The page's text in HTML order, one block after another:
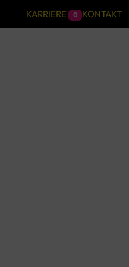
KARRIERE 0
KONTAKT